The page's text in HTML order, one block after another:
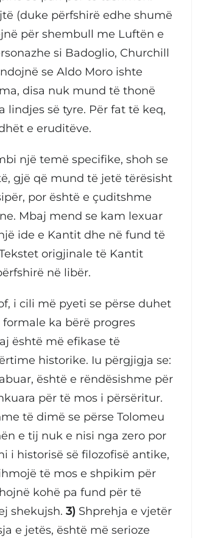
(duke përfshirë edhe shumë
për shembull me Luftën e
si Badoglio, Churchill
se Aldo Moro ishte
disa nuk mund të thonë
lindjes së tyre. Për fat të keq,
e eruditëve.
një temë specifike, shoh se
gjë që mund të jetë tërësisht
por është e çuditshme
Mbaj mend se kam lexuar
ide e Kantit dhe në fund të
origjinale të Kantit
në libër.
i cili më pyeti se përse duhet
ka bërë progres
është më efikase të
historike. Iu përgjigja se:
është e rëndësishme për
për të mos i përsëritur.
të dimë se përse Tolomeu
e tij nuk e nisi nga zero por
i historisë së filozofisë antike,
të mos e shpikim për
kohë pa fund për të
shekujsh. 3) Shprehja e vjetër
e jetës, është më serioze